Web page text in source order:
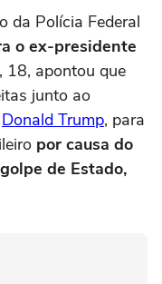
da Polícia Federal
o ex-presidente
18, apontou que
junto ao
Donald Trump, para
por causa do
de Estado,